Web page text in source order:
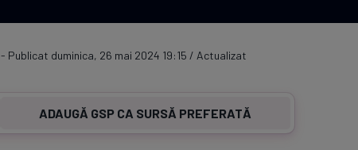
- Publicat duminica, 26 mai 2024 19:15 / Actualizat
ADAUGĂ GSP CA SURSĂ PREFERATĂ